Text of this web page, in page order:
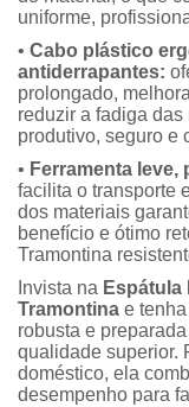
uniforme,
• Cabo plástico
antiderrapantes:
prolongado,
reduzir a fadiga
produtivo, seguro e
• Ferramenta leve,
facilita o transporte
dos materiais
benefício e ótimo
Tramontina
Invista na Espátula
Tramontina e
robusta e
qualidade superior.
doméstico, ela
desempenho para